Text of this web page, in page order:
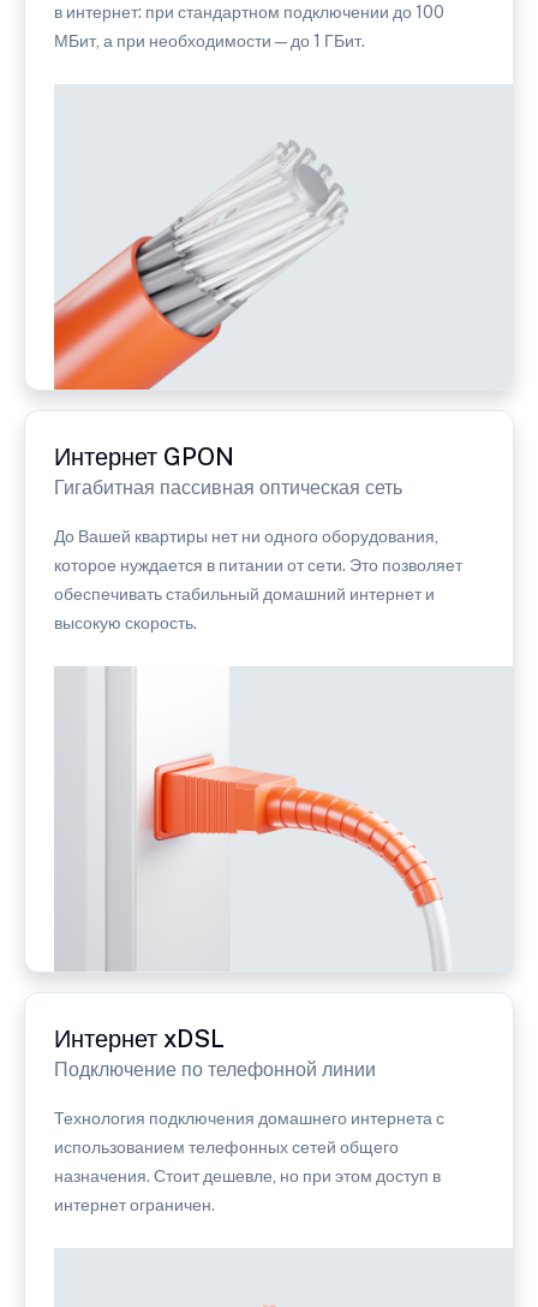
в интернет: при стандартном подключении до 100
МБит, а при необходимости — до 1 ГБит.
Интернет GPON
Гигабитная пассивная оптическая сеть
До Вашей квартиры нет ни одного оборудования,
которое нуждается в питании от сети. Это позволяет
обеспечивать стабильный домашний интернет и
высокую скорость.
Интернет xDSL
Подключение по телефонной линии
Технология подключения домашнего интернета с
использованием телефонных сетей общего
назначения. Стоит дешевле, но при этом доступ в
интернет ограничен.